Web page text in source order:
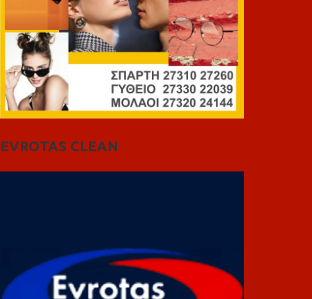
EVROTAS CLEAN